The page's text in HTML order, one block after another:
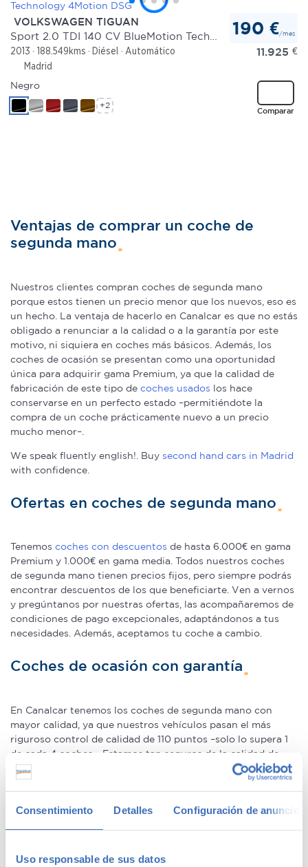
Consentimiento Detalles Configuración de anuncios
Uso responsable de sus datos
VOLKSWAGEN TIGUAN
Sport 2.0 TDI 140 CV BlueMotion Technology 4Motion DSG
2013 188.549kms Diésel
Automático
Madrid
190 €/mes
11.925 €
Comparar
Negro
+2
Ventajas de comprar un coche de
segunda mano
Nuestros clientes compran coches de segunda mano
porque estos tienen un precio menor que los nuevos, eso es
un hecho. La ventaja de hacerlo en Canalcar es que no estás
obligado a renunciar a la calidad o a la garantía por este
motivo, ni siquiera en coches más básicos. Además, los
coches de ocasión se presentan como una oportunidad
única para adquirir gama Premium, ya que la calidad de
fabricación de este tipo de coches usados los hace
conservarse en un perfecto estado –permitiéndote la
compra de un coche prácticamente nuevo a un precio
mucho menor–.
We speak fluently english!. Buy second hand cars in Madrid
with confidence.
Ofertas en coches de segunda mano
Tenemos coches con descuentos de hasta 6.000€ en gama
Premium y 1.000€ en gama media. Todos nuestros coches
de segunda mano tienen precios fijos, pero siempre podrás
encontrar descuentos de los que beneficiarte. Ven a vernos
y pregúntanos por nuestras ofertas, las acompañaremos de
condiciones de pago excepcionales, adaptándonos a tus
necesidades. Además, aceptamos tu coche a cambio.
Coches de ocasión con garantía
En Canalcar tenemos los coches de segunda mano con
mayor calidad, ya que nuestros vehículos pasan el más
riguroso control de calidad de 110 puntos –solo lo supera 1
de cada 4 coches–. Estamos tan seguros de la calidad de
nuestros coches de segunda mano que le ofrecemos una
Garantía 5 Estrellas muy similar a la de los coches nuevos.
Concesionario de ocasión multimarca
En Canalcar, el concesionario de coches de ocasión más